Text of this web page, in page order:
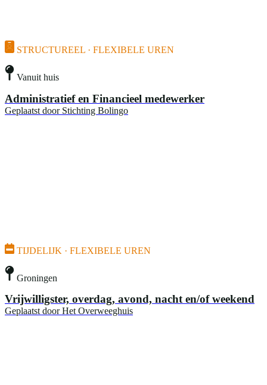
STRUCTUREEL · FLEXIBELE UREN
Vanuit huis
Administratief en Financieel medewerker
Geplaatst door Stichting Bolingo
TIJDELIJK · FLEXIBELE UREN
Groningen
Vrijwilligster, overdag, avond, nacht en/of weekend
Geplaatst door Het Overweeghuis